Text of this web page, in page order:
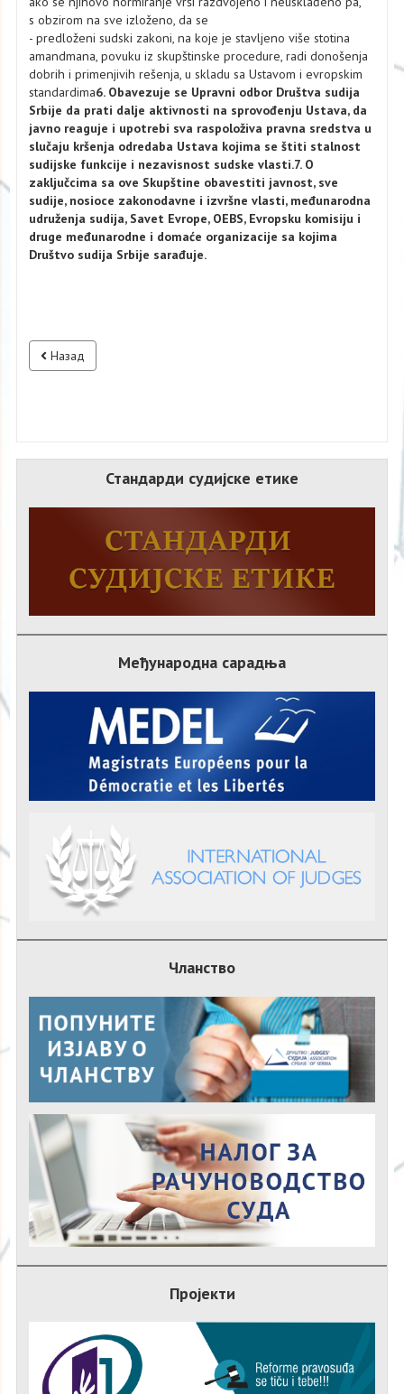
s obzirom na sve izloženo, da se
- predloženi sudski zakoni, na koje je stavljeno više stotina
amandmana, povuku iz skupštinske procedure, radi donošenja
dobrih i primenjivih rešenja, u skladu sa Ustavom i evropskim
standardima6. Obavezuje se Upravni odbor Društva sudija
Srbije da prati dalje aktivnosti na sprovođenju Ustava, da
javno reaguje i upotrebi sva raspoloživa pravna sredstva u
slučaju kršenja odredaba Ustava kojima se štiti stalnost
sudijske funkcije i nezavisnost sudske vlasti.7. O
zaključcima sa ove Skupštine obavestiti javnost, sve
sudije, nosioce zakonodavne i izvršne vlasti, međunarodna
udruženja sudija, Savet Evrope, OEBS, Evropsku komisiju i
druge međunarodne i domaće organizacije sa kojima
Društvo sudija Srbije sarađuje.
Назад
Стандарди судијске етике
Међународна сарадња
Чланство
Пројекти